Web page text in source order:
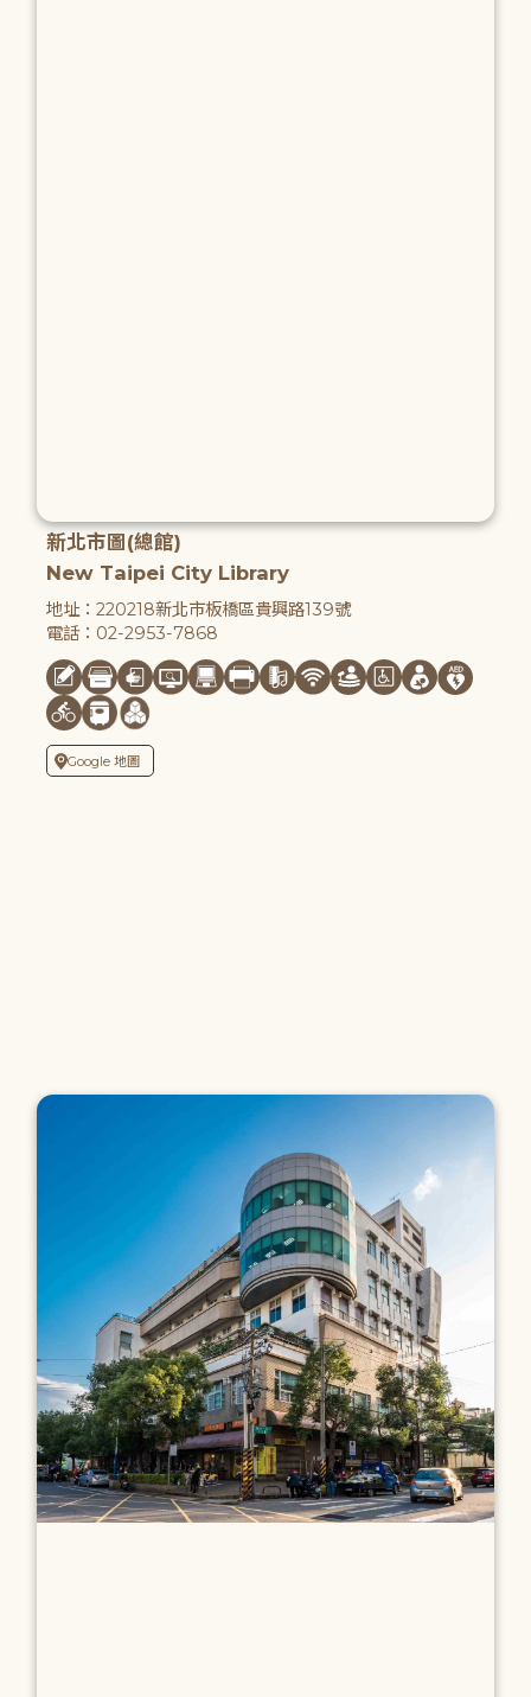
新北市圖(總館)
New Taipei City Library
地址：220218新北市板橋區貴興路139號
電話：02-2953-7868
Google 地圖